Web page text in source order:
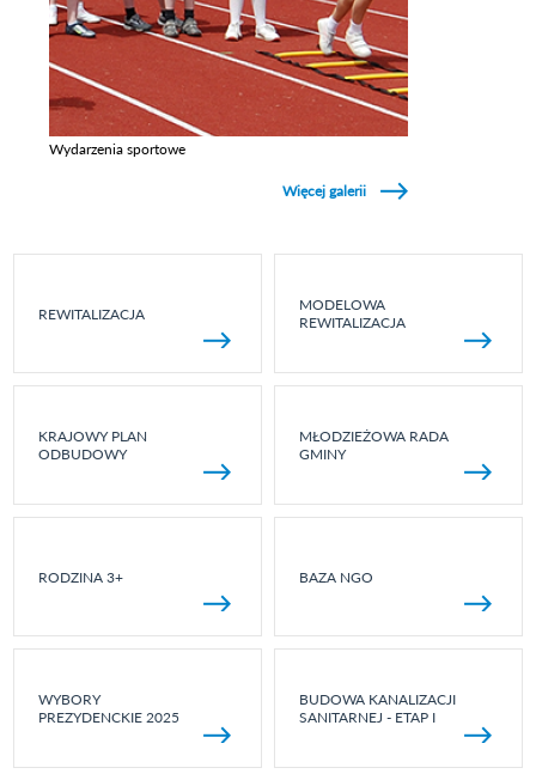
Wydarzenia sportowe
Więcej galerii
REWITALIZACJA
MODELOWA
REWITALIZACJA
KRAJOWY PLAN
ODBUDOWY
MŁODZIEŻOWA RADA
GMINY
RODZINA 3+ BAZA NGO
WYBORY
PREZYDENCKIE 2025
BUDOWA KANALIZACJI
SANITARNEJ - ETAP I